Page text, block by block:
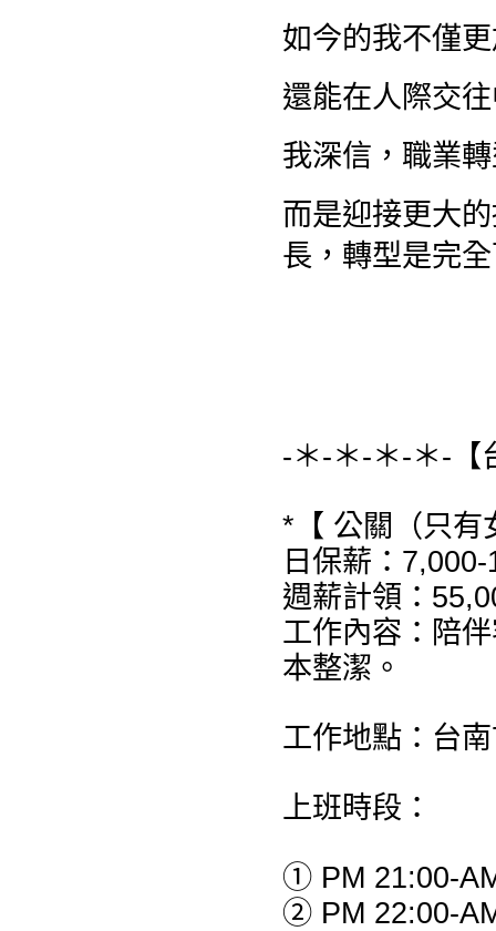
如今的我不僅
還能在人際交
我深信，職業
而是迎接更大
長，轉型是完
-＊-＊-＊-＊-【
*【 公關（只有
日保薪：
週薪計領：
工作內容：陪
本整潔。
工作地點：台
上班時段：
① PM 21:00-
② PM 22:00-